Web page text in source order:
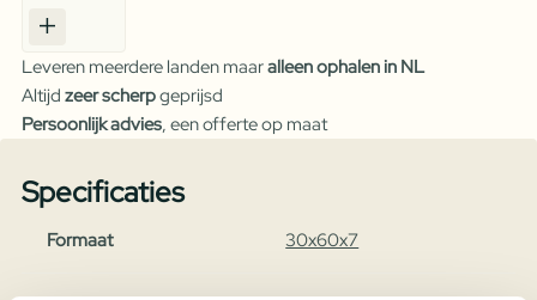
wandnis
Geborsteld
met
LED
aantal
Leveren meerdere landen maaralleen ophalen in NL
Altijd zeer scherpgeprijsd
Persoonlijk advies, een offerte op maat
Specificaties
Formaat 30x60x7